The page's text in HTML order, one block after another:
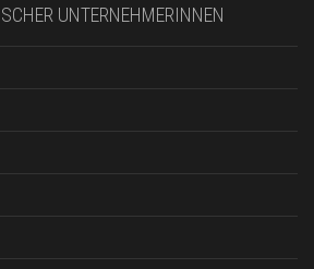
UNTERNEHMERINNEN